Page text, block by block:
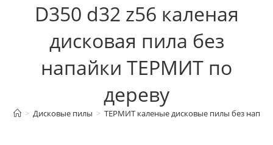
D350 d32 z56 каленая
дисковая пила без
напайки ТЕРМИТ по
дереву
> Дисковые пилы > ТЕРМИТ каленые дисковые пилы без